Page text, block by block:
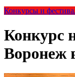
Конкурсы и
Конкурс
Воронеж